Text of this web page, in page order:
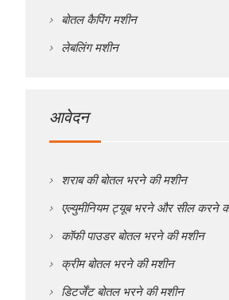
बोतल कैपिंग मशीन
लेबलिंग मशीन
आवेदन
शराब की बोतल भरने की मशीन
एल्युमीनियम ट्यूब भरने और सील करने
कॉफी पाउडर बोतल भरने की मशीन
क्रीम बोतल भरने की मशीन
डिटर्जेंट बोतल भरने की मशीन